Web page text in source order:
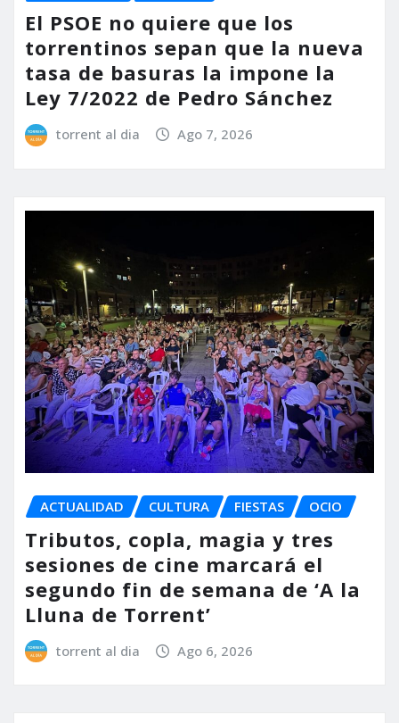
El PSOE no quiere que los
torrentinos sepan que la nueva
tasa de basuras la impone la
Ley 7/2022 de Pedro Sánchez
torrent al dia Ago 7, 2026
ACTUALIDAD CULTURA FIESTAS OCIO
Tributos, copla, magia y tres
sesiones de cine marcará el
segundo fin de semana de ‘A la
Lluna de Torrent’
torrent al dia Ago 6, 2026